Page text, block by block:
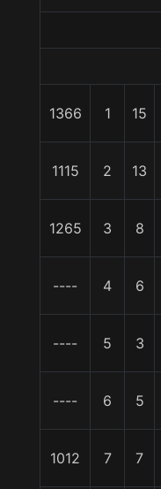
1366 1 15
1115 2 13
1265 3 8
---- 4 6
---- 5 3
---- 6 5
1012 7 7